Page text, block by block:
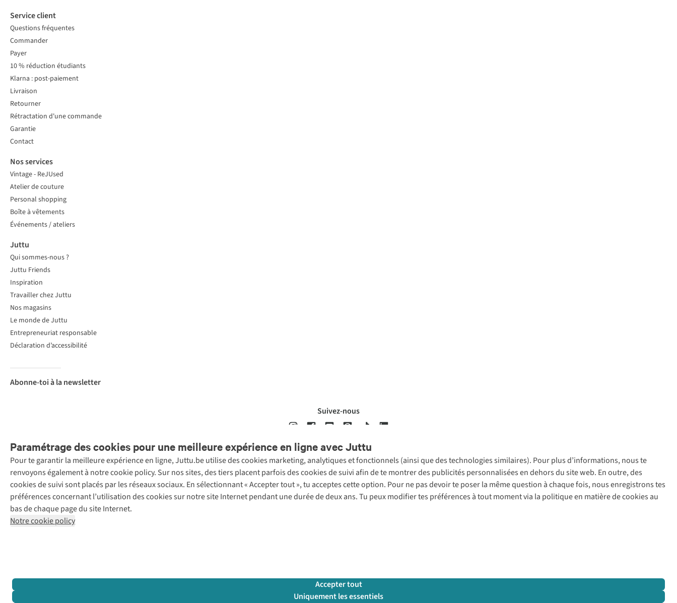
Paramétrage des cookies pour une meilleure expérience en ligne avec Juttu
Pour te garantir la meilleure expérience en ligne, Juttu.be utilise des cookies marketing, analytiques et fonctionnels (ainsi que des technologies similaires). Pour plus d’informations, nous te
renvoyons également à notre cookie policy. Sur nos sites, des tiers placent parfois des cookies de suivi afin de te montrer des publicités personnalisées en dehors du site web. En outre, des
cookies de suivi sont placés par les réseaux sociaux. En sélectionnant « Accepter tout », tu acceptes cette option. Pour ne pas devoir te poser la même question à chaque fois, nous enregistrons tes
préférences concernant l’utilisation des cookies sur notre site Internet pendant une durée de deux ans. Tu peux modifier tes préférences à tout moment via la politique en matière de cookies au
bas de chaque page du site Internet.
Notre cookie policy
Accepter tout
Uniquement les essentiels
Service client
Questions fréquentes
Commander
Payer
10 % réduction étudiants
Klarna : post-paiement
Livraison
Retourner
Rétractation d'une commande
Garantie
Contact
Nos services
Vintage - ReJUsed
Atelier de couture
Personal shopping
Boîte à vêtements
Événements / ateliers
Juttu
Qui sommes-nous ?
Juttu Friends
Inspiration
Travailler chez Juttu
Nos magasins
Le monde de Juttu
Entrepreneuriat responsable
Déclaration d’accessibilité
Abonne-toi à la newsletter
Suivez-nous
Mentions légales Politique de confidentialté Conditions générales Cookie policy
Retail Concepts
N.V.,
Smallandlaan
9, 2660
BTW BE
0416.762.280